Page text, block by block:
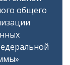
общего